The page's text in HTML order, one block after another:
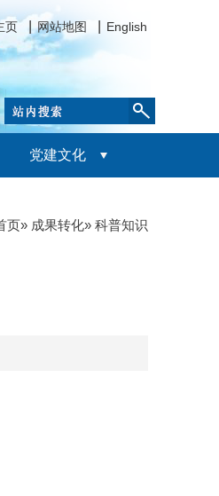
页 网站地图 English
党建文化
页» 成果转化» 科普知识